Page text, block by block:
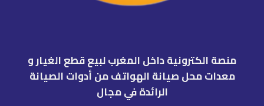
منصة الكترونية داخل المغرب لبيع قطع الغيار و
معدات محل صيانة الهواتف من أدوات الصيانة
الرائدة في مجال